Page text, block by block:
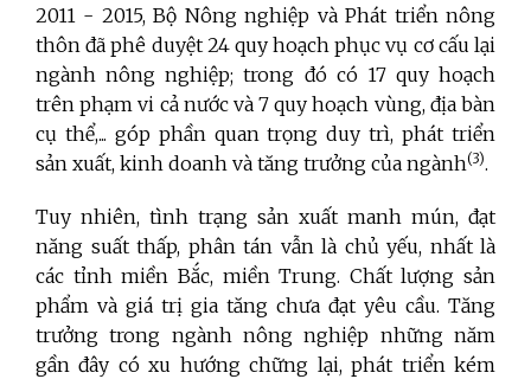
2011 - 2015, Bộ Nông nghiệp và Phát triển nông
thôn đã phê duyệt 24 quy hoạch phục vụ cơ cấu lại
ngành nông nghiệp; trong đó có 17 quy hoạch
trên phạm vi cả nước và 7 quy hoạch vùng, địa bàn
cụ thể,... góp phần quan trọng duy trì, phát triển
sản xuất, kinh doanh và tăng trưởng của ngành(3).
Tuy nhiên, tình trạng sản xuất manh mún, đạt
năng suất thấp, phân tán vẫn là chủ yếu, nhất là
các tỉnh miền Bắc, miền Trung. Chất lượng sản
phẩm và giá trị gia tăng chưa đạt yêu cầu. Tăng
trưởng trong ngành nông nghiệp những năm
gần đây có xu hướng chững lại, phát triển kém